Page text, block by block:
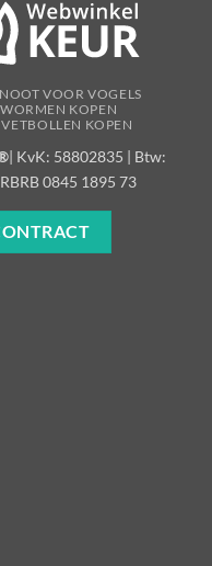
VOOR VOGELS
KOPEN
VETBOLLEN KOPEN
| KvK: 58802835 | Btw:
0845 1895 73